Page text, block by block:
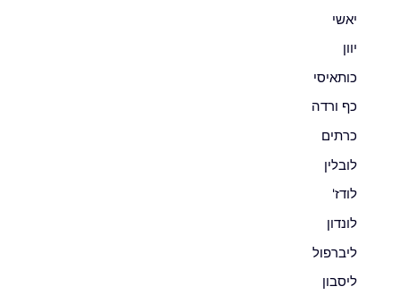
יאשי
יוון
כותאיסי
כף ורדה
כרתים
לובלין
לודז'
לונדון
ליברפול
ליסבון